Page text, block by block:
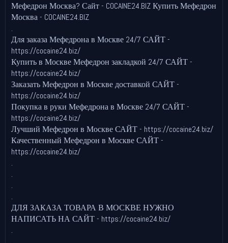
Мефедрон Москва? Сайт - COCAINE24.BIZ Купить Мефедрон
Москва - COCAINE24.BIZ
.
Для заказа Мефедрона в Москве 24/7 САЙТ -
https://cocaine24.biz/
Купить в Москве Мефедрон закладкой 24/7 САЙТ -
https://cocaine24.biz/
Заказать Мефедрон в Москве доставкой САЙТ -
https://cocaine24.biz/
Покупка в руки Мефедрона в Москве 24/7 САЙТ -
https://cocaine24.biz/
Лучший Мефедрон в Москве САЙТ - https://cocaine24.biz/
Качественный Мефедрон в Москве САЙТ -
https://cocaine24.biz/
.
.
.
.
ДЛЯ ЗАКАЗА ТОВАРА В МОСКВЕ НУЖНО
НАПИСАТЬ НА САЙТ - https://cocaine24.biz/
.